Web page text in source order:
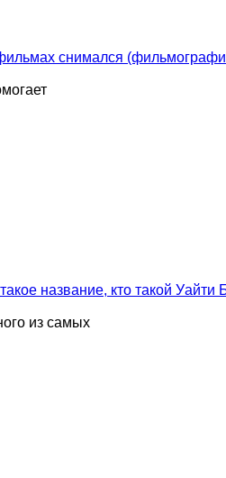
снимался
название, кто такой Уайти
из самых